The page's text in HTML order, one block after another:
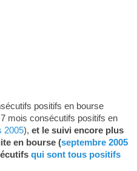
positifs en bourse
mois consécutifs positifs en
2005), et le suivi encore plus
en bourse (septembre 2005
qui sont tous positifs